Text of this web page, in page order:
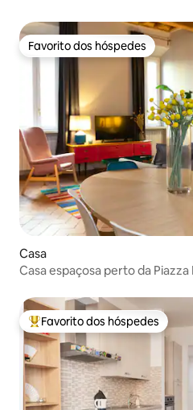
Favorito dos hóspedes
Favorito dos hóspedes
Casa
Casa espaçosa perto da
Favoritos dos hóspedes mais
Favorito dos hóspedes